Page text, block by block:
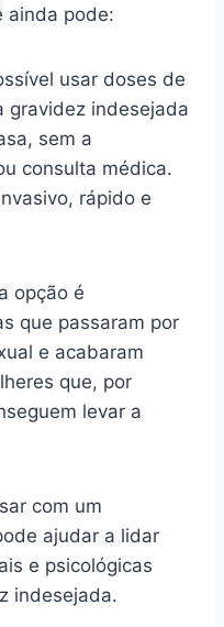
ainda pode:
usar doses de
gravidez indesejada
sem a
consulta médica.
rápido e
opção é
que passaram por
e acabaram
que, por
levar a
com um
ajudar a lidar
e psicológicas
indesejada.